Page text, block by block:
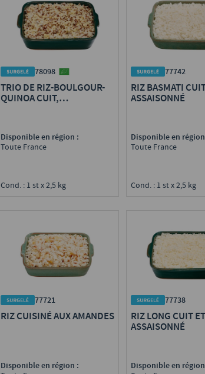
78098
TRIO DE RIZ-BOULGOUR-
QUINOA CUIT,
Disponible en région :
Toute France
Cond. : 1 st x 2,5 kg
77742
RIZ BASMATI
ASSAISONNÉ
Disponible en
Toute France
Cond. : 1 st x 2,5 kg
77721
RIZ CUISINÉ AUX AMANDES
Disponible en région :
77738
RIZ LONG CUIT ET
ASSAISONNÉ
Disponible en